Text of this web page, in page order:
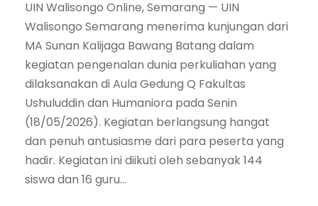
UIN Walisongo Online, Semarang — UIN
Walisongo Semarang menerima kunjungan dari
MA Sunan Kalijaga Bawang Batang dalam
kegiatan pengenalan dunia perkuliahan yang
dilaksanakan di Aula Gedung Q Fakultas
Ushuluddin dan Humaniora pada Senin
(18/05/2026). Kegiatan berlangsung hangat
dan penuh antusiasme dari para peserta yang
hadir. Kegiatan ini diikuti oleh sebanyak 144
siswa dan 16 guru...